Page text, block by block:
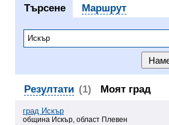
Търсене Маршрут
Резултати (1) Моят град
град Искър
община Искър, област Плевен